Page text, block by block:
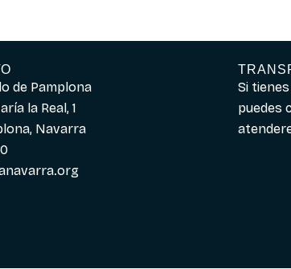
de Pamplona
la Real, 1
Navarra
Si
puedes